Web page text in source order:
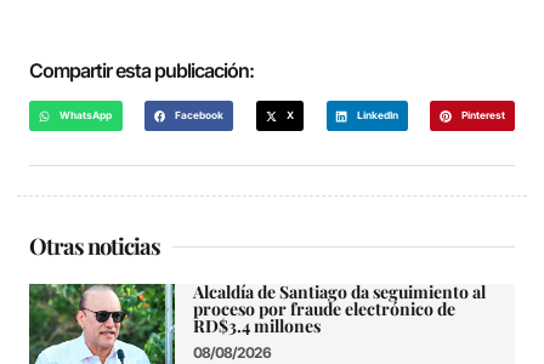
Compartir esta publicación:
WhatsApp Facebook X LinkedIn Pinterest
Otras noticias
Alcaldía de Santiago da seguimiento al
proceso por fraude electrónico de
RD$3.4 millones
08/08/2026